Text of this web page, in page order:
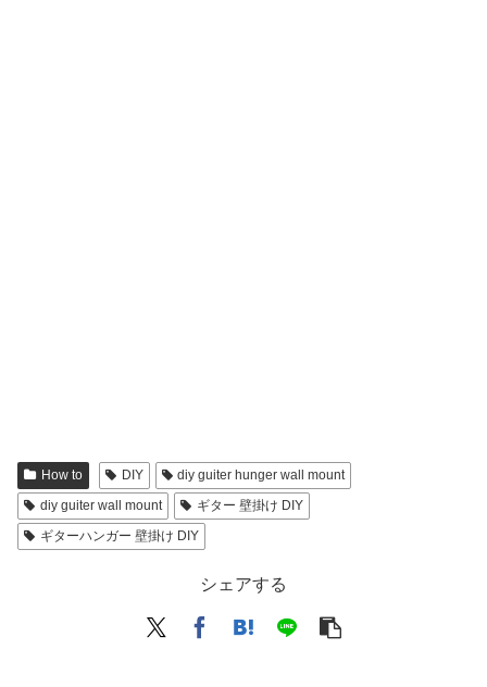
How to DIY
diy guiter hunger wall mount
diy guiter wall mount
ギター 壁掛け DIY
ギターハンガー 壁掛け DIY
シェアする